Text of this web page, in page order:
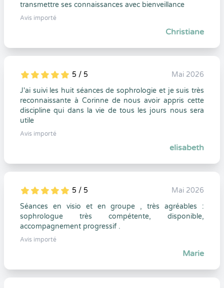
transmettre ses connaissances avec bienveillance
Avis importé
Christiane
5
1
5
0 5 / 5
Mai 2026
J'ai suivi les huit séances de sophrologie et je suis très
reconnaissante à Corinne de nous avoir appris cette
discipline qui dans la vie de tous les jours nous sera
utile
Avis importé
elisabeth
5
1
5
0 5 / 5
Mai 2026
Séances en visio et en groupe , très agréables :
sophrologue très compétente, disponible,
accompagnement progressif .
Avis importé
Marie